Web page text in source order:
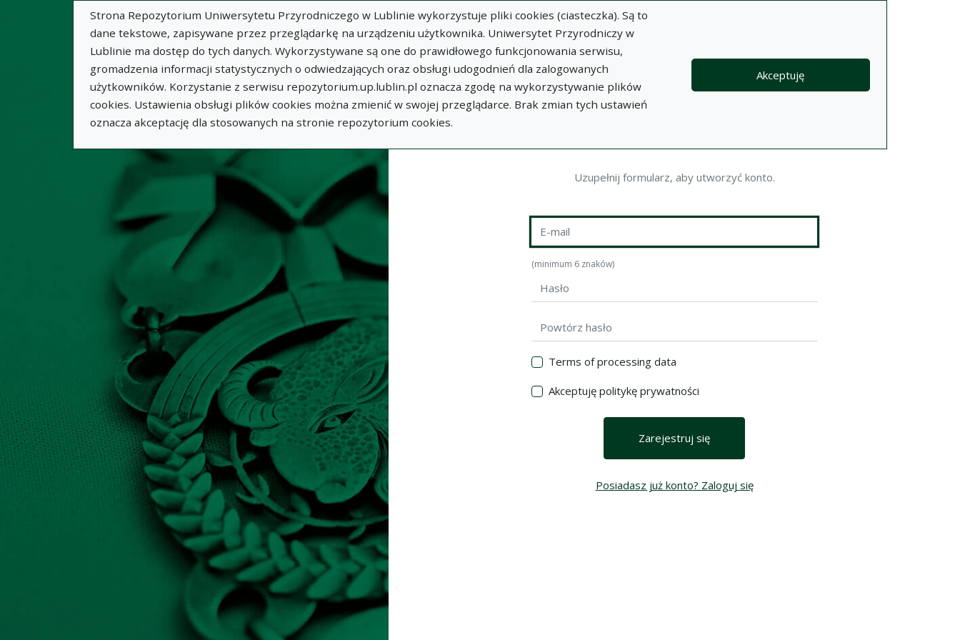
Strona Repozytorium Uniwersytetu Przyrodniczego w Lublinie wykorzystuje pliki cookies (ciasteczka). Są to
dane tekstowe, zapisywane przez przeglądarkę na urządzeniu użytkownika. Uniwersytet Przyrodniczy w
Lublinie ma dostęp do tych danych. Wykorzystywane są one do prawidłowego funkcjonowania serwisu,
gromadzenia informacji statystycznych o odwiedzających oraz obsługi udogodnień dla zalogowanych
użytkowników. Korzystanie z serwisu repozytorium.up.lublin.pl oznacza zgodę na wykorzystywanie plików
cookies. Ustawienia obsługi plików cookies można zmienić w swojej przeglądarce. Brak zmian tych ustawień
oznacza akceptację dla stosowanych na stronie repozytorium cookies.
Akceptuję
Uzupełnij formularz, aby utworzyć konto.
E-mail*
Hasło*
(minimum 6 znaków)
Potwierdzenie hasła
Terms of processing data
Akceptuję politykę prywatności
Posiadasz już konto? Zaloguj się